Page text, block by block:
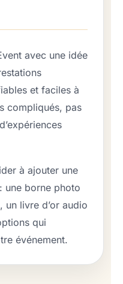
avec une idée
et faciles à
compliqués, pas
à ajouter une
une borne photo
un livre d’or audio
qui
événement.